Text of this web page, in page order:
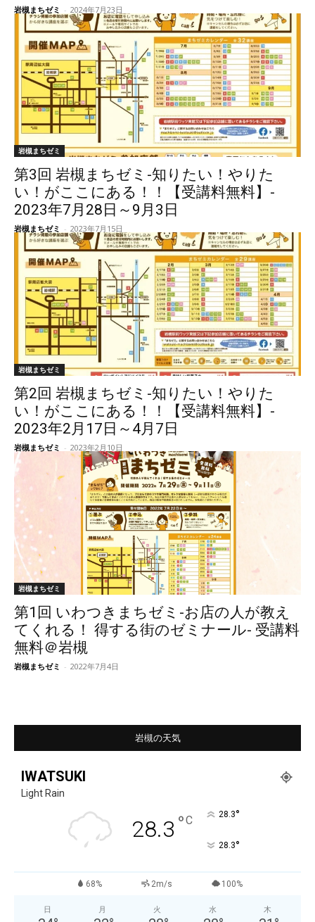
岩槻まちゼミ - 2024年7月23日
岩槻まちゼミ
第3回 岩槻まちゼミ-知りたい！やりた
い！がここにある！！【受講料無料】-
2023年7月28日～9月3日
岩槻まちゼミ - 2023年7月15日
岩槻まちゼミ
第2回 岩槻まちゼミ-知りたい！やりた
い！がここにある！！【受講料無料】-
2023年2月17日～4月7日
岩槻まちゼミ - 2023年2月10日
岩槻まちゼミ
第1回 いわつきまちゼミ-お店の人が教え
てくれる！ 得する街のゼミナール- 受講料
無料＠岩槻
岩槻まちゼミ - 2022年7月4日
岩槻の天気
IWATSUKI
Light Rain
28.3 °C 28.3°
28.3°
68% 2m/s 100%
日 月 火 水 木